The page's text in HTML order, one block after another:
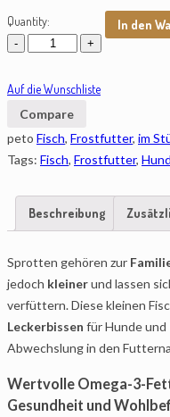
Quantity: In den
Auf die Wunschliste
Compare
peto Fisch, Frostfutter, im
Tags: Fisch, Frostfutter, Hund
Beschreibung
Sprotten gehören zur
jedoch kleinerund lassen
verfüttern. Diese kleinen
Leckerbissen für Hunde und
Abwechslung in den
Wertvolle Omega-3-
Gesundheit und